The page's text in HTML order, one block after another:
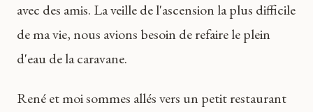
avec des amis. La veille de l'ascension la plus difficile
de ma vie, nous avions besoin de refaire le plein
d'eau de la caravane.
René et moi sommes allés vers un petit restaurant